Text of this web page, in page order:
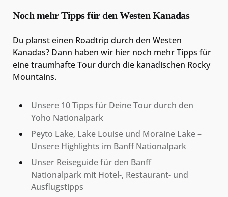
Noch mehr Tipps für den Westen Kanadas
Du planst einen Roadtrip durch den Westen
Kanadas? Dann haben wir hier noch mehr Tipps für
eine traumhafte Tour durch die kanadischen Rocky
Mountains.
Unsere 10 Tipps für Deine Tour durch den
Yoho Nationalpark
Peyto Lake, Lake Louise und Moraine Lake –
Unsere Highlights im Banff Nationalpark
Unser Reiseguide für den Banff
Nationalpark mit Hotel-, Restaurant- und
Ausflugstipps